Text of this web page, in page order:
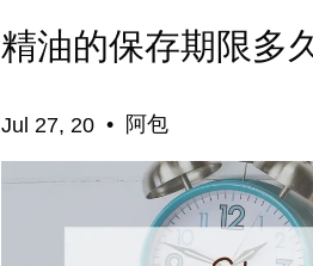
精油的保存期限多
Jul 27, 20 • 阿包